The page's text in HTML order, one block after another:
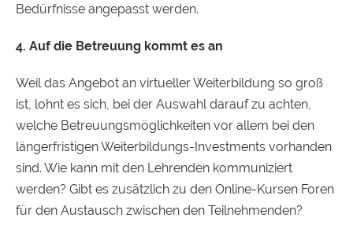
Bedürfnisse angepasst werden.
4. Auf die Betreuung kommt es an
Weil das Angebot an virtueller Weiterbildung so groß
ist, lohnt es sich, bei der Auswahl darauf zu achten,
welche Betreuungsmöglichkeiten vor allem bei den
längerfristigen Weiterbildungs-Investments vorhanden
sind. Wie kann mit den Lehrenden kommuniziert
werden? Gibt es zusätzlich zu den Online-Kursen Foren
für den Austausch zwischen den Teilnehmenden?